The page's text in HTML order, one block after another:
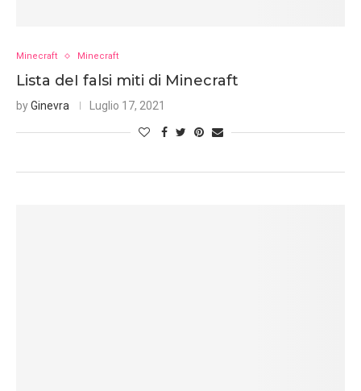
Minecraft Minecraft
Lista deI falsi miti di Minecraft
byGinevra Luglio 17, 2021